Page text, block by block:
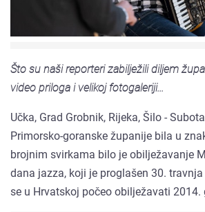
Što su naši reporteri zabilježili diljem
video priloga i velikoj fotogaleriji...
Učka, Grad Grobnik, Rijeka, Šilo -
Primorsko-goranske županije bila u
brojnim svirkama bilo je obilježavanje
dana jazza, koji je proglašen 30.
se u Hrvatskoj počeo obilježavati 2014.